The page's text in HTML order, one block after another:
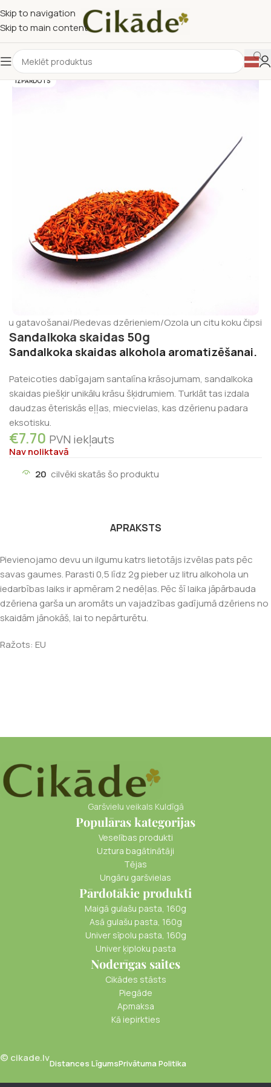
Skip to navigation
Skip to main content
IZPĀRDOTS
gatavošanai/Piedevas dzērieniem/Ozola un citu koku čipsi
Sandalkoka skaidas 50g
Sandalkoka skaidas alkohola aromatizēšanai.
Pateicoties dabīgajam santalīna krāsojumam, sandalkoka
skaidas piešķir unikālu krāsu šķidrumiem. Turklāt tas izdala
daudzas ēteriskās eļļas, miecvielas, kas dzērienu padara
eksotisku.
€7.70 PVN iekļauts
Nav noliktavā
20 cilvēki skatās šo produktu
APRAKSTS
Pievienojamo devu un ilgumu katrs lietotājs izvēlas pats pēc
savas gaumes.Parasti 0,5 līdz 2g pieber uz litru alkohola un
iedarbības laiks ir apmēram 2 nedēļas. Pēc šī laika jāpārbauda
dzēriena garša un aromāts un vajadzības gadījumā dzēriens no
skaidām jānokāš, lai to nepārturētu.
Ražots: EU
Garšvielu veikals Kuldīgā
Populāras kategorijas
Veselības produkti
Uztura bagātinātāji
Tējas
Ungāru garšvielas
Pārdotākie produkti
Maigā gulašu pasta, 160g
Asā gulašu pasta, 160g
Univer sīpolu pasta, 160g
Univer ķiploku pasta
Noderīgas saites
Cikādes stāsts
Piegāde
Apmaksa
Kā iepirkties
© cikade.lvDistances LīgumsPrivātuma Politika